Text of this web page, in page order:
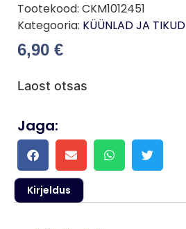
Tootekood: CKM1012451
Kategooria: KÜÜNLAD JA TIKUD
6,90 €
Laost otsas
Jaga:
Kirjeldus